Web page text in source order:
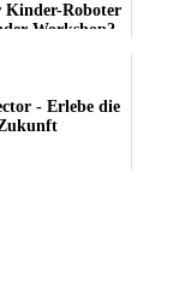
Kinder-Roboter
Workshop?
- Erlebe die